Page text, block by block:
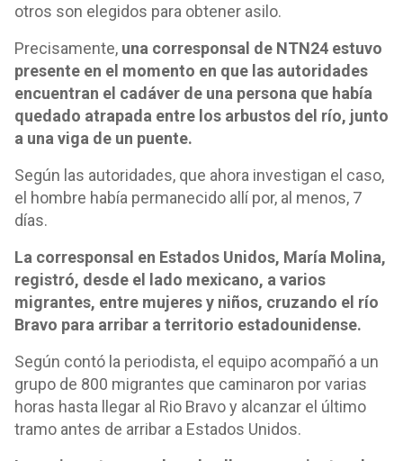
otros son elegidos para obtener asilo.
Precisamente, una corresponsal de NTN24 estuvo
presente en el momento en que las autoridades
encuentran el cadáver de una persona que había
quedado atrapada entre los arbustos del río, junto
a una viga de un puente.
Según las autoridades, que ahora investigan el caso,
el hombre había permanecido allí por, al menos, 7
días.
La corresponsal en Estados Unidos, María Molina,
registró, desde el lado mexicano, a varios
migrantes, entre mujeres y niños, cruzando el río
Bravo para arribar a territorio estadounidense.
Según contó la periodista, el equipo acompañó a un
grupo de 800 migrantes que caminaron por varias
horas hasta llegar al Rio Bravo y alcanzar el último
tramo antes de arribar a Estados Unidos.